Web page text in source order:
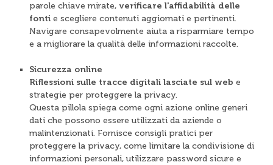
parole chiave mirate, verificare l'affidabilità delle
fonti e scegliere contenuti aggiornati e pertinenti.
Navigare consapevolmente aiuta a risparmiare tempo
e a migliorare la qualità delle informazioni raccolte.
Sicurezza online
Riflessioni sulle tracce digitali lasciate sul web e
strategie per proteggere la privacy.
Questa pillola spiega come ogni azione online generi
dati che possono essere utilizzati da aziende o
malintenzionati. Fornisce consigli pratici per
proteggere la privacy, come limitare la condivisione di
informazioni personali, utilizzare password sicure e